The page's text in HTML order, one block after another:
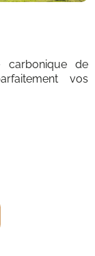
carbonique de
vos